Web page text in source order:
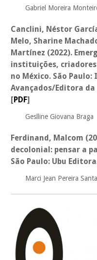
Gabriel Moreira
Canclini, Néstor
Melo, Sharine
Martínez (2022).
instituições,
no México. São
Avançados/Editora da
[ PDF]
Geslline Giovana Braga
Ferdinand, Malcom
decolonial: pensar a
São Paulo: Ubu
Marci Jean Pereira